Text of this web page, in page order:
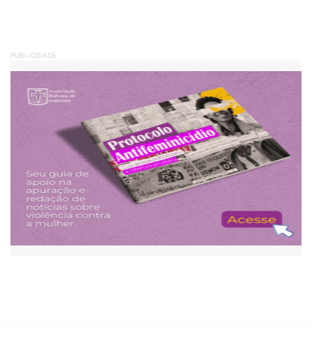
PUBLICIDADE